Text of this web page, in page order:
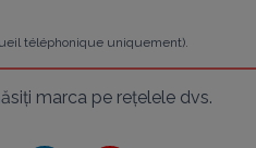
téléphonique uniquement).
marca pe rețelele dvs.